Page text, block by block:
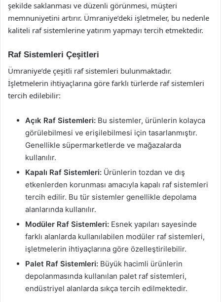
şekilde saklanması ve düzenli görünmesi, müşteri
memnuniyetini artırır. Ümraniye’deki işletmeler, bu nedenle
kaliteli raf sistemlerine yatırım yapmayı tercih etmektedir.
Raf Sistemleri Çeşitleri
Ümraniye’de çeşitli raf sistemleri bulunmaktadır.
İşletmelerin ihtiyaçlarına göre farklı türlerde raf sistemleri
tercih edilebilir:
Açık Raf Sistemleri: Bu sistemler, ürünlerin kolayca
görülebilmesi ve erişilebilmesi için tasarlanmıştır.
Genellikle süpermarketlerde ve mağazalarda
kullanılır.
Kapalı Raf Sistemleri: Ürünlerin tozdan ve dış
etkenlerden korunması amacıyla kapalı raf sistemleri
tercih edilir. Bu tür sistemler genellikle depolama
alanlarında kullanılır.
Modüler Raf Sistemleri: Esnek yapıları sayesinde
farklı alanlarda kullanılabilen modüler raf sistemleri,
işletmelerin ihtiyaçlarına göre özelleştirilebilir.
Palet Raf Sistemleri: Büyük hacimli ürünlerin
depolanmasında kullanılan palet raf sistemleri,
endüstriyel alanlarda sıkça tercih edilmektedir.